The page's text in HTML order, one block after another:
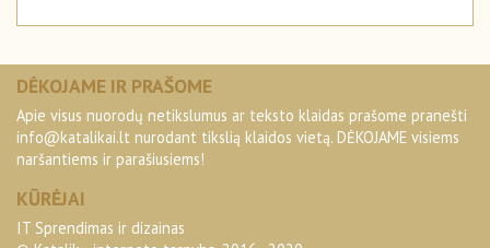
DĖKOJAME IR PRAŠOME
Apie visus nuorodų netikslumus ar teksto klaidas prašome pranešti
info@katalikai.lt nurodant tikslią klaidos vietą. DĖKOJAME visiems
naršantiems ir parašiusiems!
KŪRĖJAI
IT Sprendimas ir dizainas